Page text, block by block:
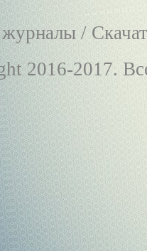
/
2016-2017.